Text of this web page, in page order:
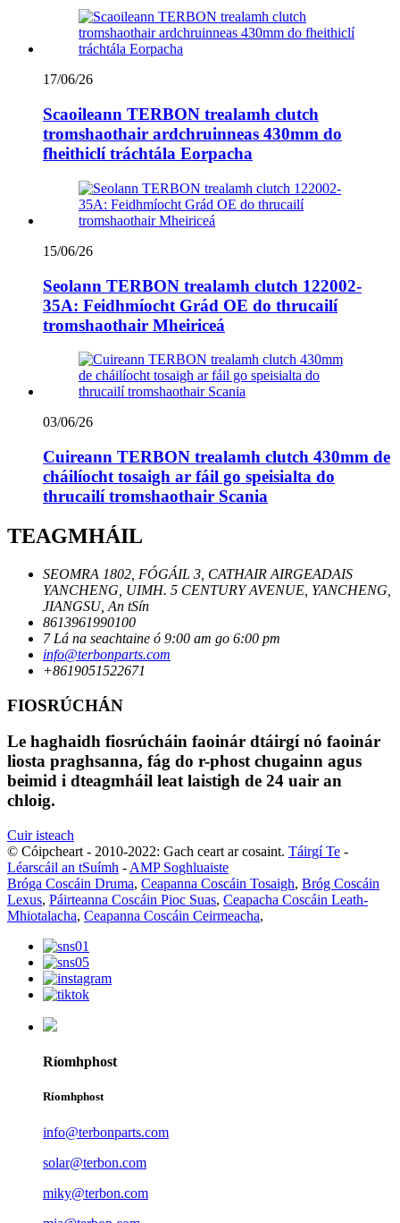
17/06/26
Scaoileann TERBON trealamh clutch
tromshaothair ardchruinneas 430mm do
fheithiclí tráchtála Eorpacha
15/06/26
Seolann TERBON trealamh clutch 122002-
35A: Feidhmíocht Grád OE do thrucailí
tromshaothair Mheiriceá
03/06/26
Cuireann TERBON trealamh clutch 430mm de
cháilíocht tosaigh ar fáil go speisialta do
thrucailí tromshaothair Scania
TEAGMHÁIL
SEOMRA 1802, FÓGÁIL 3, CATHAIR AIRGEADAIS
YANCHENG, UIMH. 5 CENTURY AVENUE, YANCHENG,
JIANGSU, An tSín
8613961990100
7 Lá na seachtaine ó 9:00 am go 6:00 pm
info@terbonparts.com
+8619051522671
FIOSRÚCHÁN
Le haghaidh fiosrúcháin faoinár dtáirgí nó faoinár
liosta praghsanna, fág do r-phost chugainn agus
beimid i dteagmháil leat laistigh de 24 uair an
chloig.
Cuir isteach
© Cóipcheart - 2010-2022: Gach ceart ar cosaint. Táirgí Te -
Léarscáil an tSuímh - AMP Soghluaiste
Bróga Coscáin Druma, Ceapanna Coscáin Tosaigh, Bróg Coscáin
Lexus, Páirteanna Coscáin Pioc Suas, Ceapacha Coscáin Leath-
Mhiotalacha, Ceapanna Coscáin Ceirmeacha,
Ríomhphost
Ríomhphost
info@terbonparts.com
solar@terbon.com
miky@terbon.com